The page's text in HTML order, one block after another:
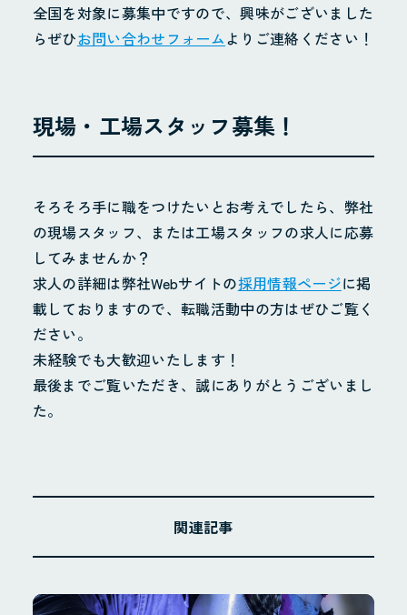
全国を対象に募集中ですので、興味がございました
らぜひお問い合わせフォームよりご連絡ください！
現場・工場スタッフ募集！
そろそろ手に職をつけたいとお考えでしたら、弊社
の現場スタッフ、または工場スタッフの求人に応募
してみませんか？
求人の詳細は弊社Webサイトの採用情報ページに掲
載しておりますので、転職活動中の方はぜひご覧く
ださい。
未経験でも大歓迎いたします！
最後までご覧いただき、誠にありがとうございまし
た。
関連記事